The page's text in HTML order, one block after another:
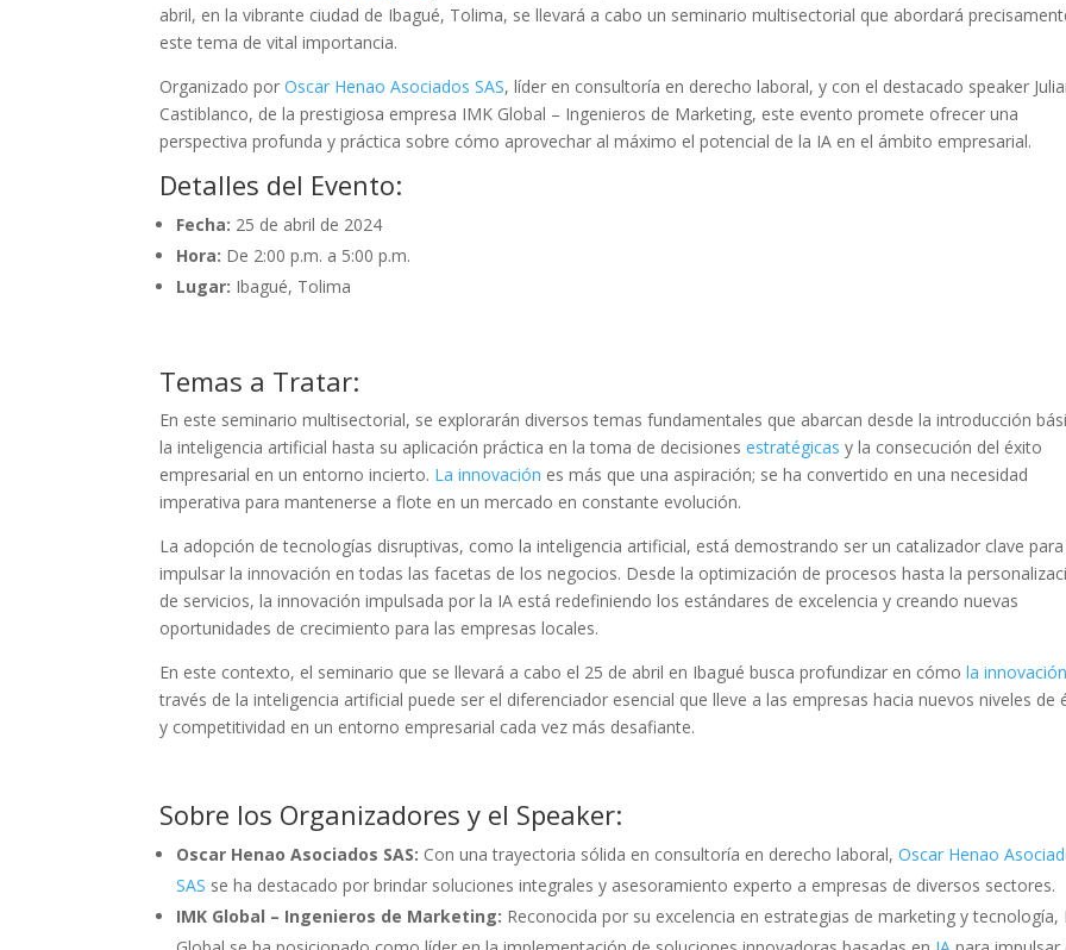
abril, en la vibrante ciudad de Ibagué, Tolima, se llevará a cabo un seminario multisectorial que abordará
este tema de vital importancia.
Organizado por Oscar Henao Asociados SAS, líder en consultoría en derecho laboral, y con el destacado speaker
Castiblanco, de la prestigiosa empresa IMK Global – Ingenieros de Marketing, este evento promete ofrecer una
perspectiva profunda y práctica sobre cómo aprovechar al máximo el potencial de la IA en el ámbito empresarial.
Detalles del Evento:
Fecha: 25 de abril de 2024
Hora: De 2:00 p.m. a 5:00 p.m.
Lugar: Ibagué, Tolima
Temas a Tratar:
En este seminario multisectorial, se explorarán diversos temas fundamentales que abarcan desde la introducción
la inteligencia artificial hasta su aplicación práctica en la toma de decisionesestratégicas y la consecución del éxito
empresarial en un entorno incierto. La innovación es más que una aspiración; se ha convertido en una necesidad
imperativa para mantenerse a flote en un mercado en constante evolución.
La adopción de tecnologías disruptivas, como la inteligencia artificial, está demostrando ser un catalizador clave para
impulsar la innovación en todas las facetas de los negocios. Desde la optimización de procesos hasta la
de servicios, la innovación impulsada por la IA está redefiniendo los estándares de excelencia y creando nuevas
oportunidades de crecimiento para las empresas locales.
En este contexto, el seminario que se llevará a cabo el 25 de abril en Ibagué busca profundizar en cómola innovación
través de la inteligencia artificial puede ser el diferenciador esencial que lleve a las empresas hacia nuevos niveles de
y competitividad en un entorno empresarial cada vez más desafiante.
Sobre los Organizadores y el Speaker:
Oscar Henao Asociados SAS: Con una trayectoria sólida en consultoría en derecho laboral,Oscar Henao
SAS se ha destacado por brindar soluciones integrales y asesoramiento experto a empresas de diversos sectores.
IMK Global – Ingenieros de Marketing: Reconocida por su excelencia en estrategias de marketing y tecnología,